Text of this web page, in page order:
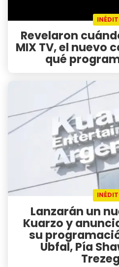
Revelaron
MIX TV, el nuevo
qué
Lanzarán un
Kuarzo y
su
Ubfal, Pía